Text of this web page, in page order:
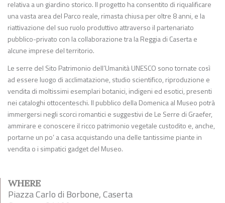
relativa a un giardino storico. Il progetto ha consentito di riqualificare
una vasta area del Parco reale, rimasta chiusa per oltre 8 anni, e la
riattivazione del suo ruolo produttivo attraverso il partenariato
pubblico-privato con la collaborazione tra la Reggia di Caserta e
alcune imprese del territorio.
Le serre del Sito Patrimonio dell’Umanità UNESCO sono tornate così
ad essere luogo di acclimatazione, studio scientifico, riproduzione e
vendita di moltissimi esemplari botanici, indigeni ed esotici, presenti
nei cataloghi ottocenteschi. Il pubblico della Domenica al Museo potrà
immergersi negli scorci romantici e suggestivi de Le Serre di Graefer,
ammirare e conoscere il ricco patrimonio vegetale custodito e, anche,
portarne un po’ a casa acquistando una delle tantissime piante in
vendita o i simpatici gadget del Museo.
WHERE
Piazza Carlo di Borbone, Caserta